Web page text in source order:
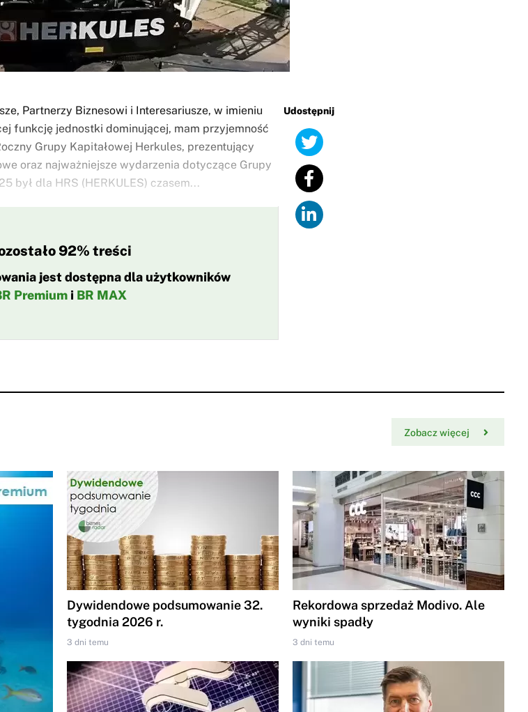
Udostępnij
Partnerzy Biznesowi i Interesariusze, w imieniu
funkcję jednostki dominującej, mam przyjemność
Grupy Kapitałowej Herkules, prezentujący
oraz najważniejsze wydarzenia dotyczące Grupy
był dla HRS (HERKULES) czasem...
92% treści
jest dostępna dla użytkowników
Premiumi BR MAX
Zobacz więcej
Dywidendowe podsumowanie 32.
tygodnia 2026 r.
3 dni temu
Rekordowa sprzedaż Modivo. Ale
wyniki spadły
3 dni temu